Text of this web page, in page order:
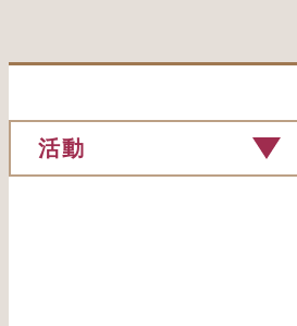
活動